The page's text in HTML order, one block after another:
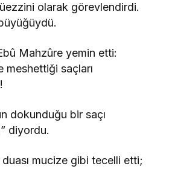
olarak görevlendirdi.
Mahzûre yemin etti:
meshettiği saçları
dokunduğu bir saçı
diyordu.
mucize gibi tecelli etti;